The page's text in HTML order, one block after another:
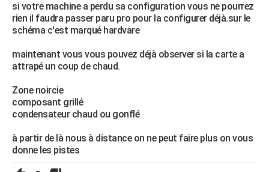
si votre machine a perdu sa configuration vous ne pourrez
rien il faudra passer paru pro pour la configurer déjà.sur le
schéma c'est marqué hardvare
maintenant vous vous pouvez déjà observer si la carte a
attrapé un coup de chaud.
Zone noircie
composant grillé
condensateur chaud ou gonflé
à partir de là nous à distance on ne peut faire plus on vous
donne les pistes